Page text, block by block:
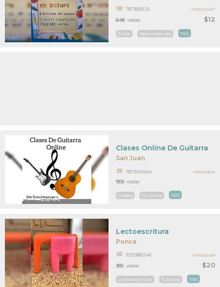
$12
7873850126
Tutor Aprendiendo MAS
648 vistas
PR30120407
San Juan
Clases Online De Guitarra
7873949404
Clases Guitarra MAS
905 vistas
PR13743016
Ponce
$20
Lectoescritura
9392882546
Lectoescritura Tutorias MAS
385 vistas
PR53526438